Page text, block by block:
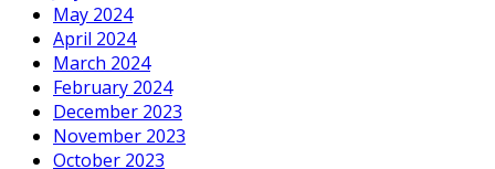
May 2024
April 2024
March 2024
February 2024
December 2023
November 2023
October 2023